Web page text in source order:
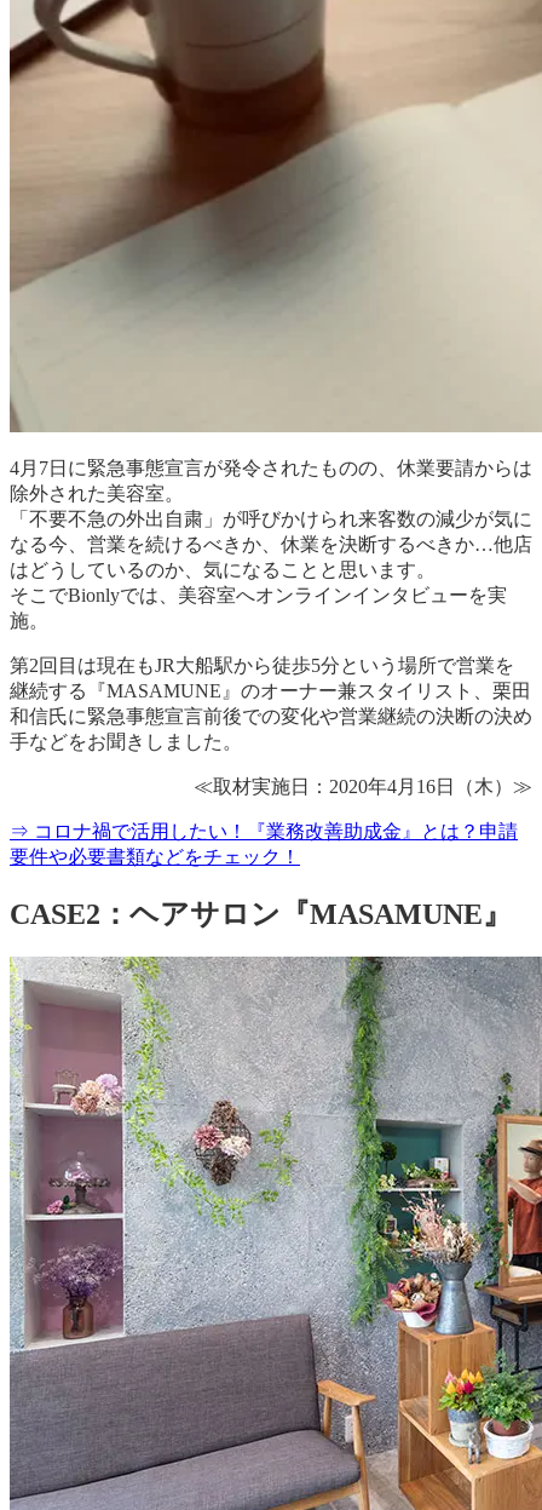
4月7日に緊急事態宣言が発令されたものの、休業要請からは
除外された美容室。
「不要不急の外出自粛」が呼びかけられ来客数の減少が気に
なる今、営業を続けるべきか、休業を決断するべきか…他店
はどうしているのか、気になることと思います。
そこでBionlyでは、美容室へオンラインインタビューを実
施。
第2回目は現在もJR大船駅から徒歩5分という場所で営業を
継続する『MASAMUNE』のオーナー兼スタイリスト、栗田
和信氏に緊急事態宣言前後での変化や営業継続の決断の決め
手などをお聞きしました。
≪取材実施日：2020年4月16日（木）≫
⇒ コロナ禍で活用したい！『業務改善助成金』とは？申請
要件や必要書類などをチェック！
CASE2：ヘアサロン『MASAMUNE』